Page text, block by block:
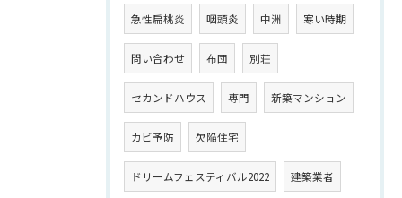
急性扁桃炎 咽頭炎 中洲 寒い時期
問い合わせ 布団 別荘
セカンドハウス 専門 新築マンション
カビ予防 欠陥住宅
ドリームフェスティバル2022 建築業者